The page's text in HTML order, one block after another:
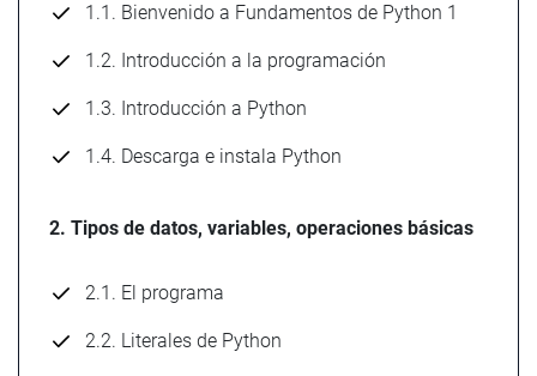
1.1. Bienvenido a Fundamentos de Python 1
1.2. Introducción a la programación
1.3. Introducción a Python
1.4. Descarga e instala Python
2. Tipos de datos, variables, operaciones básicas
2.1. El programa
2.2. Literales de Python